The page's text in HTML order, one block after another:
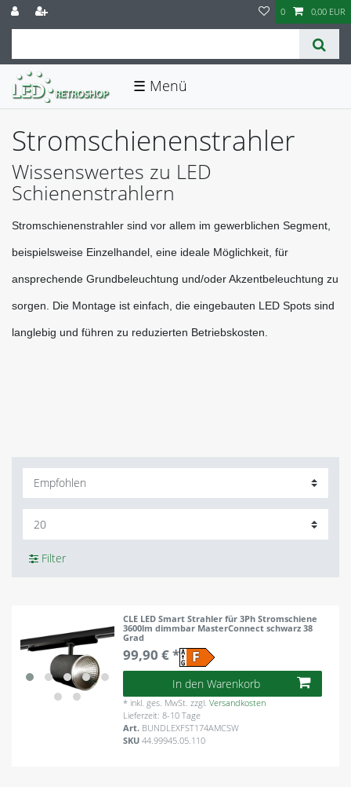
0 0,00 EUR
☰
Stromschienenstrahler
Wissenswertes zu LED
Schienenstrahlern
Stromschienenstrahler sind vor allem im gewerblichen Segment,
beispielsweise Einzelhandel, eine ideale Möglichkeit, für
ansprechende Grundbeleuchtung und/oder Akzentbeleuchtung zu
sorgen. Die Montage ist einfach, die eingebauten LED Spots sind
langlebig und führen zu reduzierten Betriebskosten.
Filter
CLE LED Smart Strahler für 3Ph Stromschiene
3600lm dimmbar MasterConnect schwarz 38
Grad
99,90 € *
In den Warenkorb
* inkl. ges. MwSt. zzgl.Versandkosten
Lieferzeit: 8-10 Tage
Art. BUNDLEXFST174AMCSW
SKU44.99945.05.110